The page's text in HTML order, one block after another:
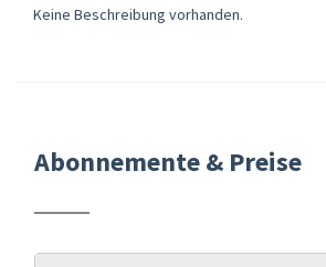
Keine Beschreibung vorhanden.
Abonnemente & Preise